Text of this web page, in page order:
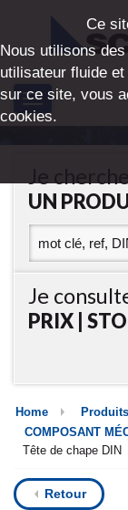
Toggle
navigation
UN
Je
PRIX |
Home
Produits
COMPOSANT
Tête de chape DIN
Retour
Ce
Nous utilisons
utilisateur fluide
sur ce site, vous
cookies.